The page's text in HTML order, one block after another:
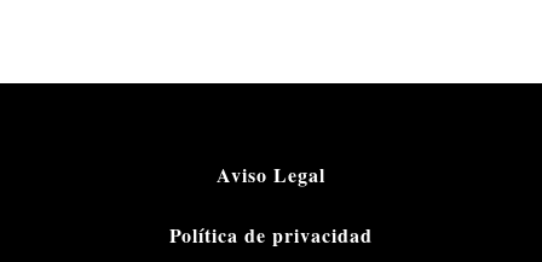
Aviso Legal
Política de privacidad